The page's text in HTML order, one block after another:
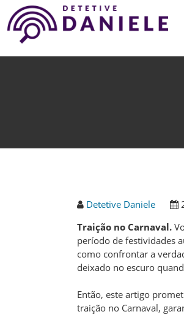
Detetive Daniele
Traição no Carnaval.
período de festividades
como confrontar a
deixado no escuro
Então, este artigo
traição no Carnaval,